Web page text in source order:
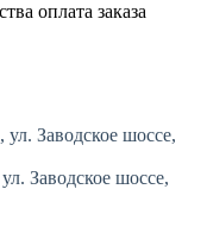
оплата заказа
Заводское шоссе,
Заводское шоссе,